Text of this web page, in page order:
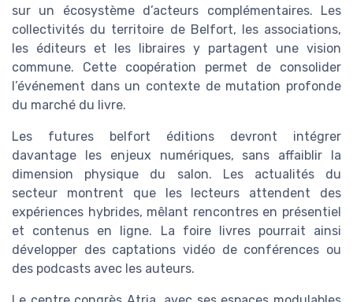
sur un écosystème d’acteurs complémentaires. Les
collectivités du territoire de Belfort, les associations,
les éditeurs et les libraires y partagent une vision
commune. Cette coopération permet de consolider
l’événement dans un contexte de mutation profonde
du marché du livre.
Les futures belfort éditions devront intégrer
davantage les enjeux numériques, sans affaiblir la
dimension physique du salon. Les actualités du
secteur montrent que les lecteurs attendent des
expériences hybrides, mêlant rencontres en présentiel
et contenus en ligne. La foire livres pourrait ainsi
développer des captations vidéo de conférences ou
des podcasts avec les auteurs.